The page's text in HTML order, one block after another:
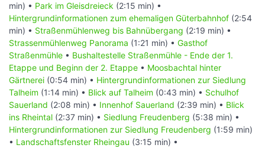
min) • Park im Gleisdreieck (2:15 min) •
Hintergrundinformationen zum ehemaligen Güterbahnhof (2:54
min) • Straßenmühlenweg bis Bahnübergang (2:19 min) •
Strassenmühlenweg Panorama (1:21 min) • Gasthof
Straßenmühle • Bushaltestelle Straßenmühle - Ende der 1.
Etappe und Beginn der 2. Etappe • Moosbachtal hinter
Gärtnerei (0:54 min) • Hintergrundinformationen zur Siedlung
Talheim (1:14 min) • Blick auf Talheim (0:43 min) • Schulhof
Sauerland (2:08 min) • Innenhof Sauerland (2:39 min) • Blick
ins Rheintal (2:37 min) • Siedlung Freudenberg (5:38 min) •
Hintergrundinformationen zur Siedlung Freudenberg (1:59 min)
• Landschaftsfenster Rheingau (3:15 min) •